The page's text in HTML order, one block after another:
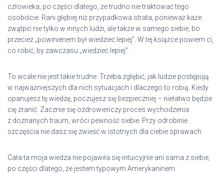
człowieka, po części dlatego, że trudno nie traktować tego
osobiście. Rani głębiej niż przypadkowa strata, ponieważ każe
zwątpić nie tylko w innych ludzi, ale także w samego siebie, bo
przecież „powinienem był wiedzieć lepiej”. W tej książce powiem ci,
co robić, by zawczasu „wiedzieć lepiej”.
To wcale nie jest takie trudne. Trzeba zgłębić, jak ludzie postępują
w najważniejszych dla nich sytuacjach i dlaczego to robią. Kiedy
opanujesz tę wiedzę, poczujesz się bezpieczniej – niełatwo będzie
cię zranić. Zacznie się ozdrowieńczy proces wychodzenia
z doznanych traum, wróci pewność siebie. Przy odrobinie
szczęścia nie dasz się zwieść w istotnych dla ciebie sprawach.
Cała ta moja wiedza nie pojawiła się intuicyjnie ani sama z siebie,
po części dlatego, że jestem typowym Amerykaninem